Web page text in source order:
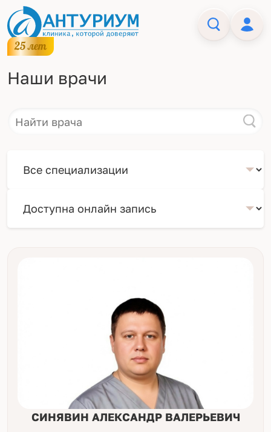
Наши врачи
СИНЯВИН АЛЕКСАНДР ВАЛЕРЬЕВИЧ